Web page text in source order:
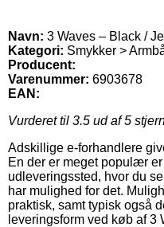
Navn: 3 Waves – Black /
Kategori: Smykker >
Producent:
Varenummer: 6903678
EAN:
Vurderet til 3.5 ud af 5
Adskillige e-forhandlere
En der er meget populær
udleveringssted, hvor du
har mulighed for det.
praktisk, samt typisk også
leveringsform ved køb af 3